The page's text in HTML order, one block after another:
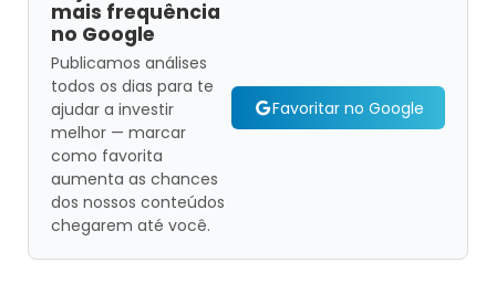
mais frequência
no Google
Publicamos análises
todos os dias para te
ajudar a investir
melhor — marcar
como favorita
aumenta as chances
dos nossos conteúdos
chegarem até você.
Favoritar no Google